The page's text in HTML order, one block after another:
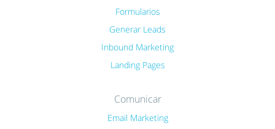
Formularios
Generar Leads
Inbound Marketing
Landing Pages
Comunicar
Email Marketing